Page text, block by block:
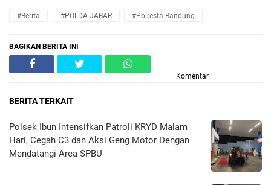
#Berita #POLDA JABAR #Polresta Bandung
BAGIKAN BERITA INI
Komentar
BERITA TERKAIT
Polsek Ibun Intensifkan Patroli KRYD Malam
Hari, Cegah C3 dan Aksi Geng Motor Dengan
Mendatangi Area SPBU